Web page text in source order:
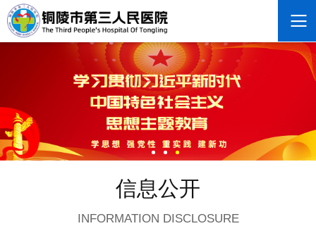
信息公开
INFORMATION DISCLOSURE